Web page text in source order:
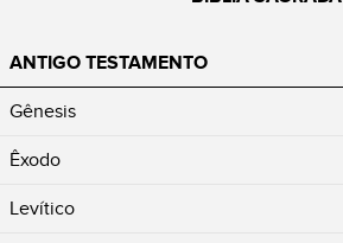
ANTIGO TESTAMENTO
Gênesis
Êxodo
Levítico